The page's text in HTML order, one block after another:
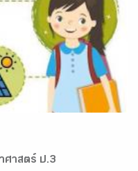
ศาสตร์ ป.3